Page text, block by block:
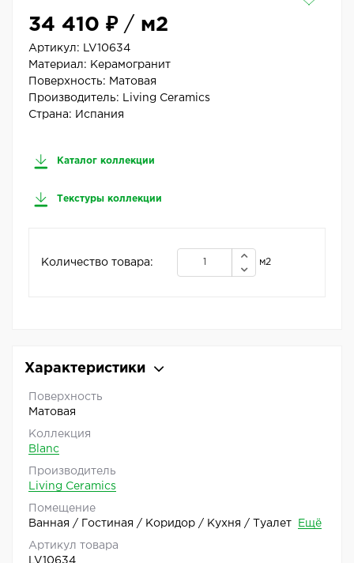
34 410 ₽/ м2
Артикул:
LV10634
Материал: Керамогранит
Поверхность: Матовая
Производитель:
Living Ceramics
Страна: Испания
Каталог коллекции
Текстуры коллекции
Количество товара: м2
Характеристики
Поверхность
Матовая
Коллекция
Blanc
Производитель
Living Ceramics
Помещение
Ванная / Гостиная / Коридор / Кухня / Туалет
Ещё
Артикул товара
LV10634